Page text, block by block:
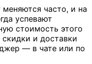
часто, и на
успевают
стоимость этого
и доставки
— в чате или по